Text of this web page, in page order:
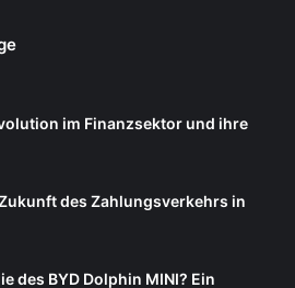
im Finanzsektor und ihre
des Zahlungsverkehrs in
des BYD Dolphin MINI? Ein